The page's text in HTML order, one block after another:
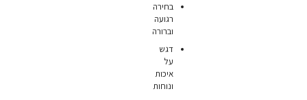
בחירה
רגועה
וברורה
דגש
על
איכות
ונוחות